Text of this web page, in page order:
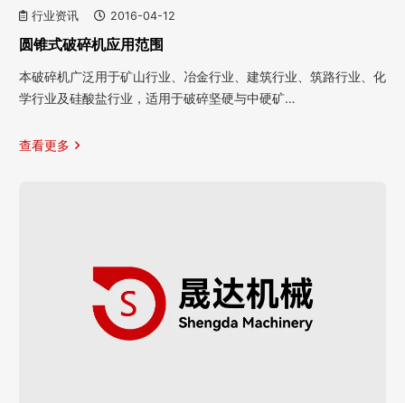
行业资讯 2016-04-12
圆锥式破碎机应用范围
本破碎机广泛用于矿山行业、冶金行业、建筑行业、筑路行业、化
学行业及硅酸盐行业，适用于破碎坚硬与中硬矿…
查看更多